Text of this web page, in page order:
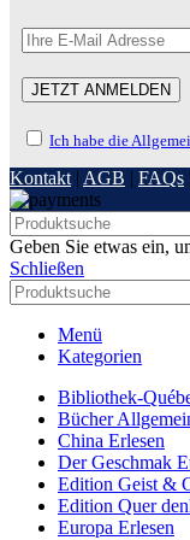
Ich habe die
Kontakt | AGB | FAQs
Geben Sie etwas ein,
Schließen
Menü
Kategorien
Bibliothek-
Bücher
China Erlesen
Der Geschmak
Edition Geist &
Edition Quer
Europa Erlesen